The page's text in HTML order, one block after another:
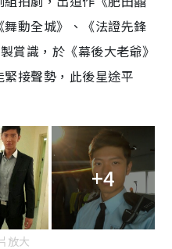
動全城》、《法證先鋒
賞識，於《幕後大老爺》
接聲勢，此後星途平
+4
放大